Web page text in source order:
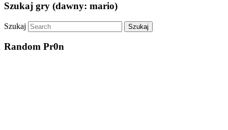
Szukaj gry (dawny: mario)
Szukaj
Random Pr0n